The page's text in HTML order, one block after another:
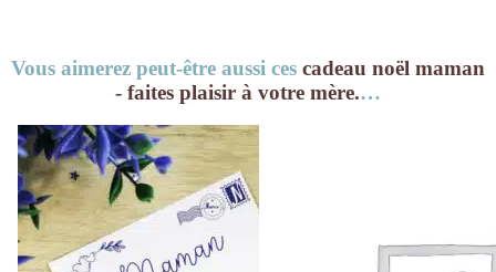
Vous aimerez peut-être aussi ces cadeau noël maman
- faites plaisir à votre mère.…